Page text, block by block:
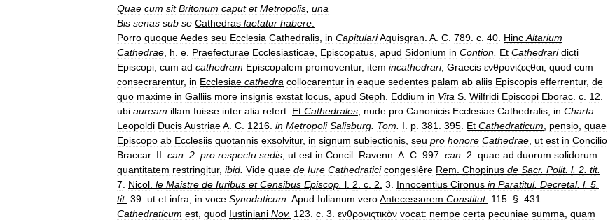
Quae cum sit Britonum caput et Metropolis una
Bis senas sub se Cathedras laetatur habere
Porro quoqueAedes seu Ecclesia Cathedralis in CapitulariAquisgran A C 789 c 40 Hinc Altarium
Cathedrae h e Praefecturae Ecclesiasticae Episcopatus apud Sidonium in Contion Et Cathedrari dicti
Episcopi cum ad cathedram Episcopalem promoventur, item incathedrari, Graecis ενθρονίζεςθαι quod cum
consecrarentur, in Ecclesiae cathedra collocarentur in eaque sedentes palam ab aliis Episcopis efferrentur, de
quo maxime in Galliis more insignis exstat locus apud Steph Eddium in Vita S Wilfridi Episcopi Eborac c 12
ubi auream illam fuisse inter alia refert Et Cathedrales nude pro Canonicis Ecclesiae Cathedralis in Charta
Leopoldi DucisAustriaeA C 1216 in Metropoli Salisburg Tom I p 381 395 Et Cathedraticum pensio quae
Episcopo ab Ecclesiis quotannis exsolvitur, in signum subiectionis seu pro honore Cathedrae ut est in Concilio
Braccar. II can 2 pro respectu sedis ut est in Concil Ravenn A C 997 can 2 quae ad duorum solidorum
quantitatem restringitur, ibid Vide quae de Iure Cathedratici congeslêre Rem Chopinus de Sacr. Polit. l. 2 tit.
7
Nicol le Maistre de Iuribus et Censibus Episcop l 2 c 2 3 Innocentius Cironus in Paratitul. Decretal. l. 5
tit. 39 ut et infra in voce Synodaticum Apud Iulianum veroAntecessorem Constitut. 115 . §. 431
Cathedraticum est quod Iustiniani Nov. 123 c 3 ενθρονιςτικὸν vocat: nempe certa pecuniae summa quam